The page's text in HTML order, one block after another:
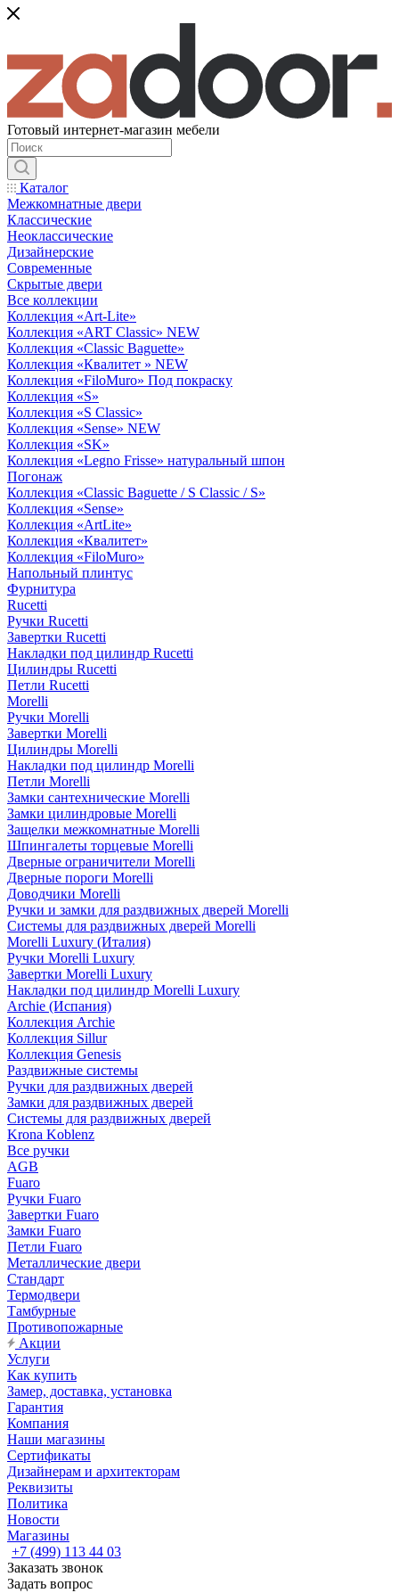
Готовый интернет-магазин мебели
Каталог
Межкомнатные двери
Классические
Неоклассические
Дизайнерские
Современные
Скрытые двери
Все коллекции
Коллекция «Art-Lite»
Коллекция «ART Classic» NEW
Коллекция «Classic Baguette»
Коллекция «Квалитет » NEW
Коллекция «FiloMuro» Под покраску
Коллекция «S»
Коллекция «S Classic»
Коллекция «Sense» NEW
Коллекция «SK»
Коллекция «Legno Frisse» натуральный шпон
Погонаж
Коллекция «Classic Baguette / S Classic / S»
Коллекция «Sense»
Коллекция «ArtLite»
Коллекция «Квалитет»
Коллекция «FiloMuro»
Напольный плинтус
Фурнитура
Rucetti
Ручки Rucetti
Завертки Rucetti
Накладки под цилиндр Rucetti
Цилиндры Rucetti
Петли Rucetti
Morelli
Ручки Morelli
Завертки Morelli
Цилиндры Morelli
Накладки под цилиндр Morelli
Петли Morelli
Замки сантехнические Morelli
Замки цилиндровые Morelli
Защелки межкомнатные Morelli
Шпингалеты торцевые Morelli
Дверные ограничители Morelli
Дверные пороги Morelli
Доводчики Morelli
Ручки и замки для раздвижных дверей Morelli
Системы для раздвижных дверей Morelli
Morelli Luxury (Италия)
Ручки Morelli Luxury
Завертки Morelli Luxury
Накладки под цилиндр Morelli Luxury
Archie (Испания)
Коллекция Archie
Коллекция Sillur
Коллекция Genesis
Раздвижные системы
Ручки для раздвижных дверей
Замки для раздвижных дверей
Системы для раздвижных дверей
Krona Koblenz
Все ручки
AGB
Fuaro
Ручки Fuaro
Завертки Fuaro
Замки Fuaro
Петли Fuaro
Металлические двери
Стандарт
Термодвери
Тамбурные
Противопожарные
Акции
Услуги
Как купить
Замер, доставка, установка
Гарантия
Компания
Наши магазины
Сертификаты
Дизайнерам и архитекторам
Реквизиты
Политика
Новости
Магазины
+7 (499) 113 44 03
Заказать звонок
Задать вопрос